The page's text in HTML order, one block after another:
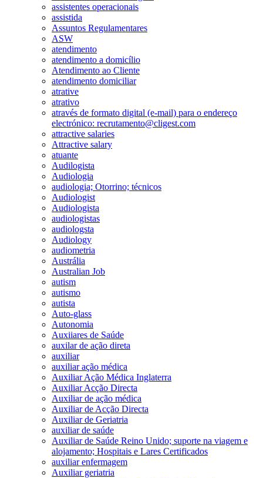
assistentes operacionais
assistida
Assuntos Regulamentares
ASW
atendimento
atendimento a domicílio
Atendimento ao Cliente
atendimento domiciliar
atrative
atrativo
através de formato digital (e-mail) para o endereço
electrónico: recrutamento@cligest.com
attractive salaries
Attractive salary
atuante
Audilogista
Audiologia
audiologia; Otorrino; técnicos
Audiologist
Audiologista
audiologistas
audiologsta
Audiology
audiometria
Austrália
Australian Job
autism
autismo
autista
Auto-glass
Autonomia
Auxiiares de Saúde
auxilar de ação direta
auxiliar
auxiliar ação médica
Auxiliar Ação Médica Inglaterra
Auxiliar Acção Directa
Auxiliar de ação médica
Auxiliar de Acção Directa
Auxiliar de Geriatria
auxiliar de saúde
Auxiliar de Saúde Reino Unido; suporte na viagem e
alojamento; Hospitais e Lares Certificados
auxiliar enfermagem
Auxiliar geriatria